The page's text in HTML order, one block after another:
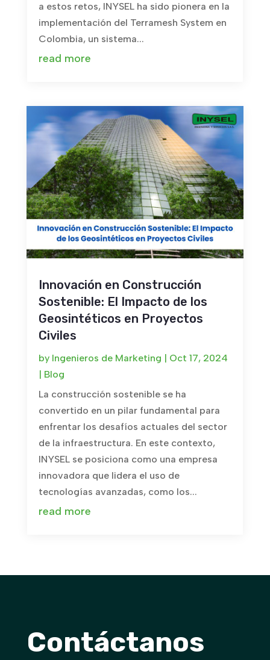
a estos retos, INYSEL ha sido pionera en la
implementación del Terramesh System en
Colombia, un sistema...
read more
Innovación en Construcción
Sostenible: El Impacto de los
Geosintéticos en Proyectos
Civiles
by Ingenieros de Marketing | Oct 17, 2024
| Blog
La construcción sostenible se ha
convertido en un pilar fundamental para
enfrentar los desafíos actuales del sector
de la infraestructura. En este contexto,
INYSEL se posiciona como una empresa
innovadora que lidera el uso de
tecnologías avanzadas, como los...
read more
Contáctanos